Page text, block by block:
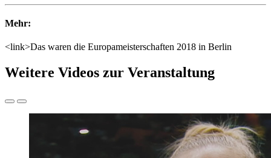
Mehr:
<link>Das waren die Europameisterschaften 2018 in Berlin
Weitere Videos zur Veranstaltung